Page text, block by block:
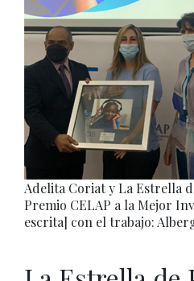
Adelita Coriat y La Estrella
Premio CELAP a la Mejor
escrita] con el trabajo: